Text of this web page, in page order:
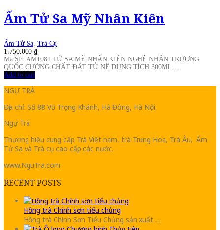
Ấm Tử Sa Mỹ Nhân Kiên
Ấm Tử Sa Trà Cụ
1.750.000 ₫
Mã SP: AM1081 TỬ SA MỸ NHÂN KIÊN NGHỆ NHÂN TRƯƠNG
QUỐC CƯỜNG CHẤT ĐẤT TỬ NÊ DUNG TÍCH 300ML …
Add to cart
NGỰ TRÀ
Địa chỉ: Số 88 Vũ Trọng Khánh, Hà Đông, Hà Nội.
Ngự Trà
Thương hiệu cung cấp Trà Việt nam, trà Trung Hoa, Trà Âu, Ấm
Tử Sa và Trà cụ cao cấp các nước.
www.NguTra.com
RECENT POSTS
Hồng trà Chính sơn tiểu chủng
Hồng trà Chính Sơn Tiểu Chủng sản xuất …